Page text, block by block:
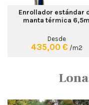
Enrollador estándar
manta térmica 6,5m
Desde
435,00 € /m2